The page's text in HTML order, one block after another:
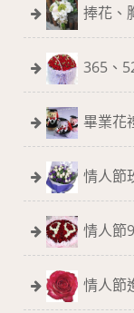
捧花、
365、
畢業花
情人節
情人節
情人節